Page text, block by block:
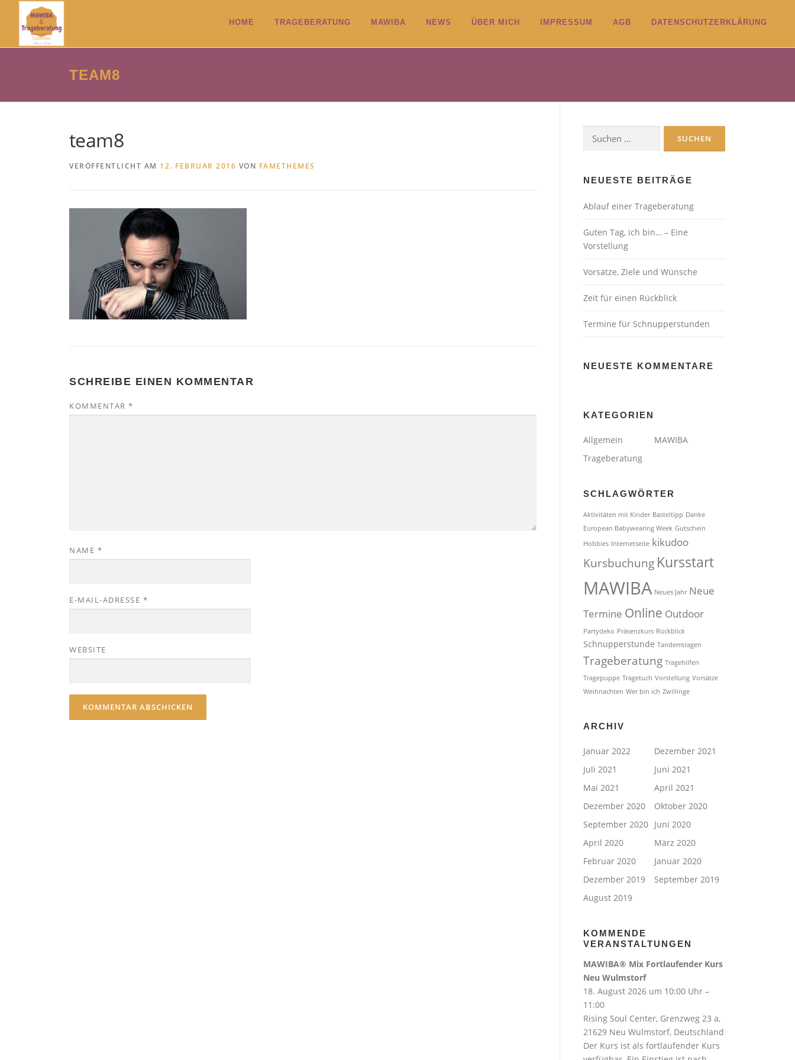
springen
HOME TRAGEBERATUNG MAWIBA NEWS ÜBER MICH IMPRESSUM AGB DATENSCHUTZERKLÄRUNG
TEAM8
team8
VERÖFFENTLICHT AM 12. FEBRUAR 2016 VON FAMETHEMES
SCHREIBE EINEN KOMMENTAR
KOMMENTAR *
NAME *
E-MAIL-ADRESSE *
WEBSITE
Suchen
nach:
NEUESTE BEITRÄGE
Ablauf einer Trageberatung
Guten Tag, ich bin… – Eine
Vorstellung
Vorsätze, Ziele und Wünsche
Zeit für einen Rückblick
Termine für Schnupperstunden
NEUESTE KOMMENTARE
KATEGORIEN
Allgemein
MAWIBA
Trageberatung
SCHLAGWÖRTER
Aktivitäten mit Kinder Basteltipp Danke
European Babywearing Week Gutschein
Hobbies Internetseite kikudoo
Kursbuchung Kursstart
MAWIBA Neues Jahr Neue
Termine Online Outdoor
Partydeko Präsenzkurs Rückblick
Schnupperstunde Tandemtragen
Trageberatung Tragehilfen
Tragepuppe Tragetuch Vorstellung Vorsätze
Weihnachten Wer bin ich Zwillinge
ARCHIV
Januar 2022
Dezember 2021
Juli 2021
Juni 2021
Mai 2021
April 2021
Dezember 2020
Oktober 2020
September 2020 Juni 2020
April 2020
März 2020
Februar 2020
Januar 2020
Dezember 2019
September 2019
August 2019
KOMMENDE
VERANSTALTUNGEN
MAWIBA® Mix Fortlaufender Kurs
Neu Wulmstorf
18. August 2026 um 10:00 Uhr –
11:00
Rising Soul Center, Grenzweg 23 a,
21629 Neu Wulmstorf, Deutschland
Der Kurs ist als fortlaufender Kurs